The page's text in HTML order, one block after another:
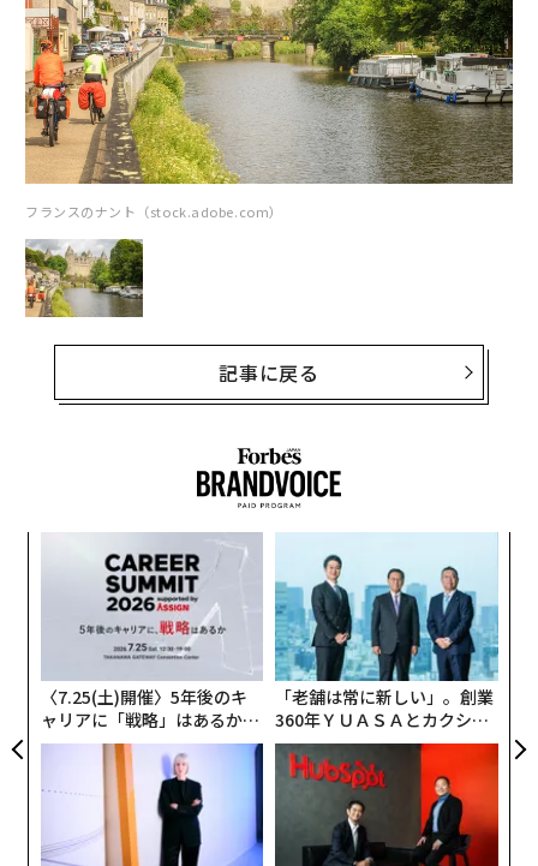
フランスのナント（stock.adobe.com）
記事に戻る
〈7.25(土)開催〉5年後のキ
ャリアに「戦略」はあるか。
トップエグゼクティブのキャ
リアに触れる1日│CAREER S
UMMIT 2026
「老舗は常に新しい」。創業
360年ＹＵＡＳＡとカクシン
CEO田尻望が語る、AIを超え
る人の価値